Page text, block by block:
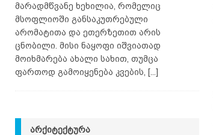
მარადმწვანე ხეხილია, რომელიც
მსოფლიოში განსაკუთრებული
არომატითა და ეთერზეთით არის
ცნობილი. მისი ნაყოფი იშვიათად
მოიხმარება ახალი სახით, თუმცა
ფართოდ გამოიყენება კვების,
[...]
ᲐᲠᲥᲘᲢᲔᲥᲢᲣᲠᲐ